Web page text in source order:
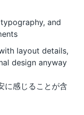
and
layout details,
design anyway
に感じることが含